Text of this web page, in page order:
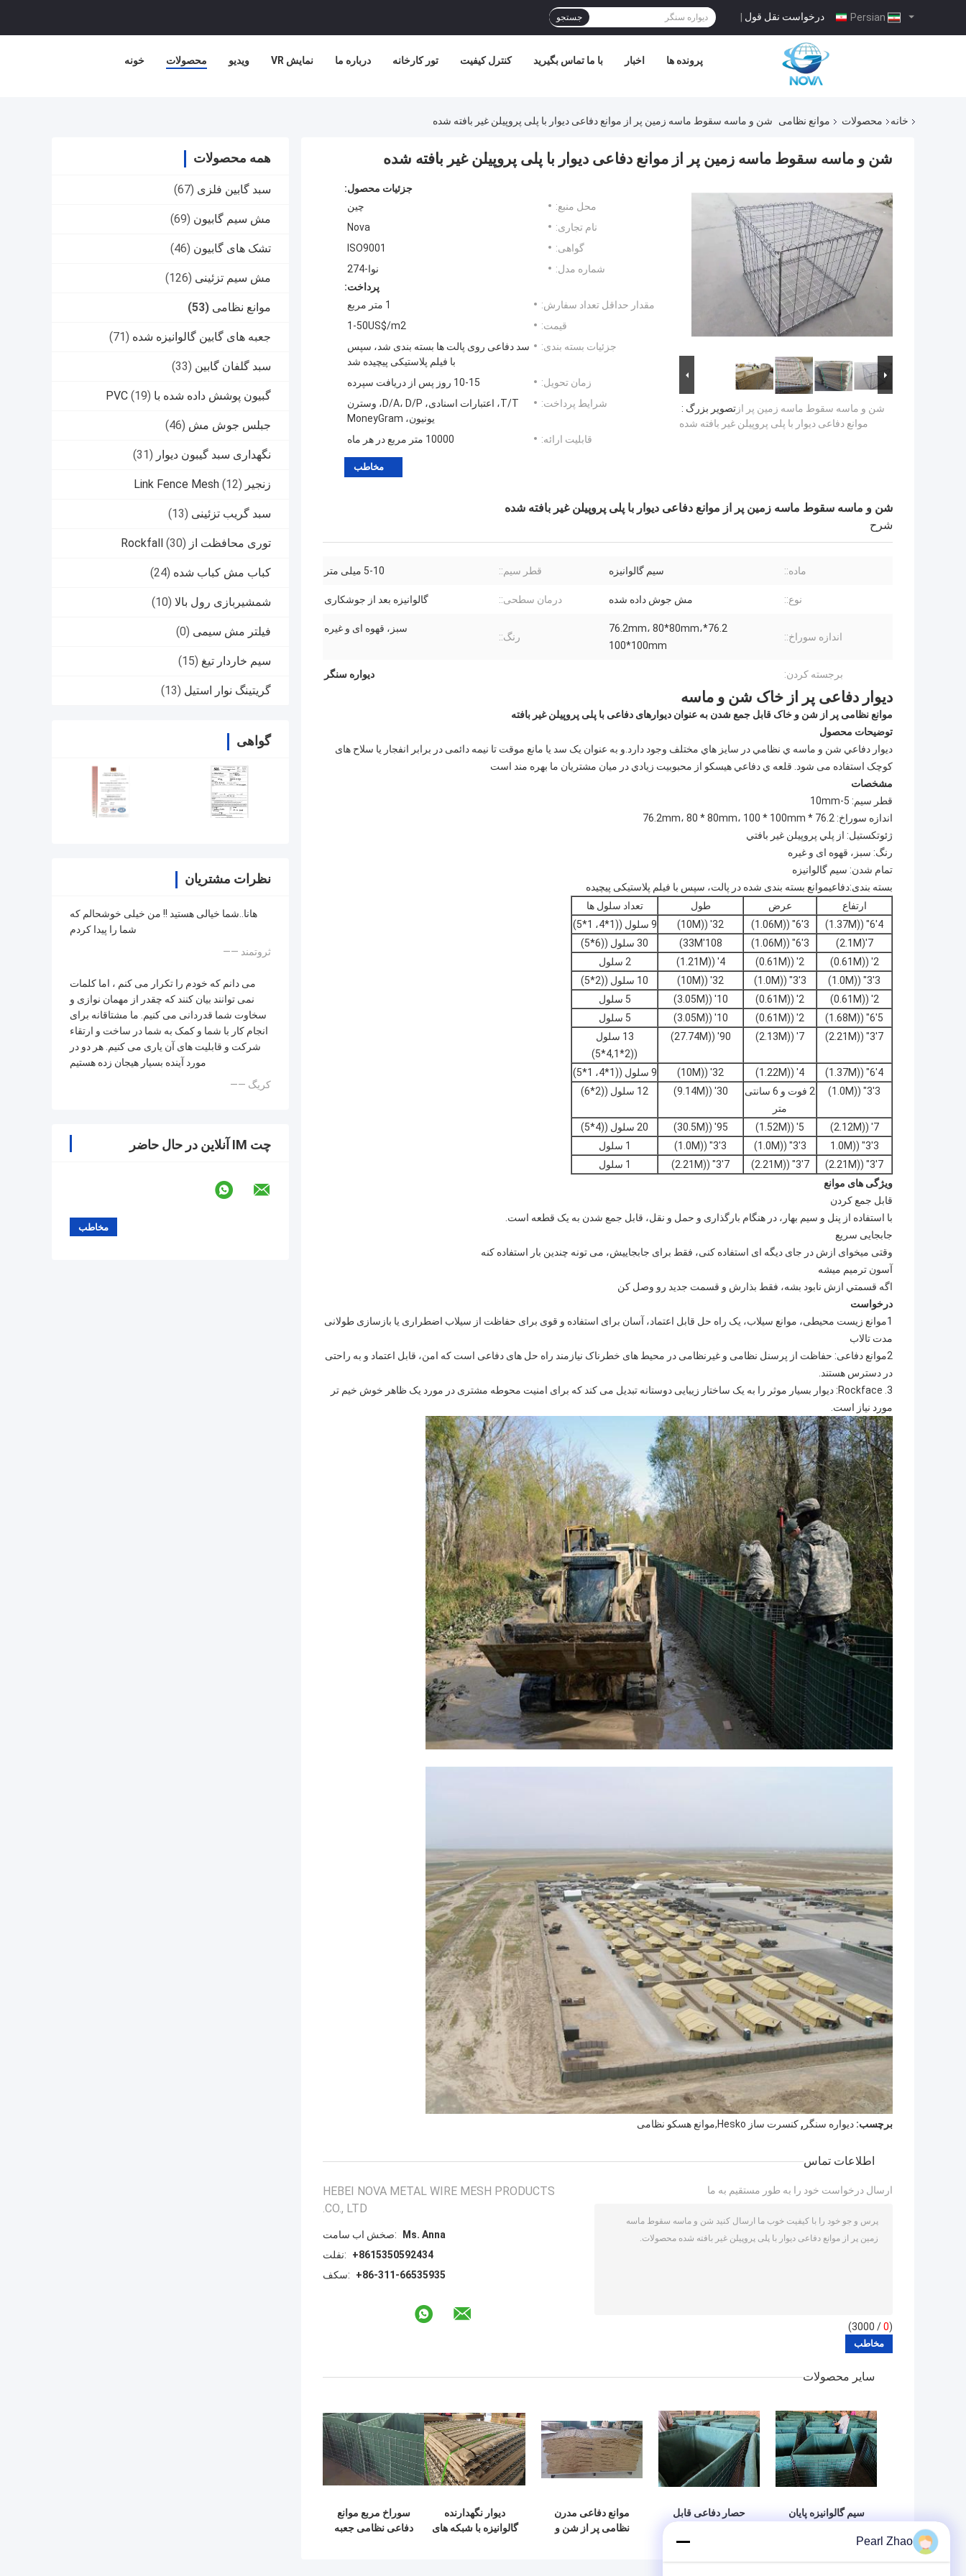
درخواست نقل قول | جستجو
خونه محصولات ویدیو نمایش VR درباره ما تور کارخانه کنترل کیفیت با ما تماس بگیرید اخبار پرونده ها
خانه محصولات موانع نظامی شن و ماسه سقوط ماسه زمین پر از موانع دفاعی دیوار با پلی پروپیلن غیر بافته شده
همه محصولات
سبد گابین فلزی (67)
مش سیم گابیون (69)
تشک های گابیون (46)
مش سیم تزئینی (126)
موانع نظامی (53)
جعبه های گابین گالوانیزه شده (71)
سبد گلفان گابین (33)
گبیون پوشش داده شده با PVC (19)
جبلس جوش مش (46)
نگهداری سبد گیبون دیوار (31)
زنجیر Link Fence Mesh (12)
سبد گریب تزئینی (13)
توری محافظت از Rockfall (30)
کباب مش کباب شده (24)
شمشیربازی رول بالا (10)
فیلتر مش سیمی (0)
سیم خاردار تیغ (15)
گریتینگ نوار استیل (13)
گواهی
نظرات مشتریان
هانا..شما خیالی هستید !! من خیلی خوشحالم که
شما را پیدا کردم
—— ثروتمند
می دانم که خودم را تکرار می کنم ، اما کلمات
نمی توانند بیان کنند که چقدر از مهمان نوازی و
سخاوت شما قدردانی می کنیم. ما مشتاقانه برای
انجام کار با شما و کمک به شما در ساخت و ارتقاء
شرکت و قابلیت های آن یاری می کنیم. هر دو در
مورد آینده بسیار هیجان زده هستیم
—— کریگ
چت IM آنلاین در حال حاضر
شن و ماسه سقوط ماسه زمین پر از موانع دفاعی دیوار با پلی پروپیلن غیر بافته شده
تصویر بزرگ : شن و ماسه سقوط ماسه زمین پر از
موانع دفاعی دیوار با پلی پروپیلن غیر بافته شده
جزئیات محصول:
محل منبع:
چين
نام تجاری:
Nova
گواهی:
ISO9001
شماره مدل:
نوا-274
پرداخت:
مقدار حداقل تعداد سفارش:
1 متر مربع
قیمت:
1-50US$/m2
جزئیات بسته بندی:
سد دفاعی روی پالت ها بسته بندی شد، سپس
با فیلم پلاستیکی پیچیده شد
زمان تحویل:
10-15 روز پس از دریافت سپرده
شرایط پرداخت:
T/T، اعتبارات اسنادی، D/A، D/P، وسترن
یونیون، MoneyGram
قابلیت ارائه:
10000 متر مربع در هر ماه
مخاطب
شن و ماسه سقوط ماسه زمین پر از موانع دفاعی دیوار با پلی پروپیلن غیر بافته شده
شرح
ماده:: سیم گالوانیزه قطر سیم:: 5-10 میلی متر
نوع:: مش جوش داده شده درمان سطحی:: گالوانیزه بعد از جوشکاری
اندازه سوراخ::
76.2*76.2mm، 80*80mm،
100*100mm
رنگ::
سبز، قهوه ای و غیره
برجسته کردن: دیواره سنگر
دیوار دفاعی پر از خاک شن و ماسه
موانع نظامی پر از شن و خاک قابل جمع شدن به عنوان دیوارهای دفاعی با پلی پروپیلن غیر بافته
توضیحات محصول
ديوار دفاعي شن و ماسه ي نظامي در سايز هاي مختلف وجود دارد.و به عنوان یک سد یا مانع موقت تا نیمه دائمی در برابر انفجار یا سلاح های
کوچک استفاده می شود. قلعه ي دفاعي هيسکو از محبوبيت زيادي در ميان مشتريان ما بهره مند است
مشخصات
قطر سیم: 5-10mm
اندازه سوراخ: 76.2 * 76.2mm، 80 * 80mm، 100 * 100mm
ژئوتکستيل: از پلي پروپيلن غير بافتي
رنگ: سبز، قهوه ای و غیره
تمام شدن: سیم گالوانیزه
بسته بندی:دفاعیموانع بسته بندی شده در پالت، سپس با فیلم پلاستیکی پیچیده
ارتفاع
عرض طول
تعداد سلول ها
4'6" ((1.37M)
3'6" ((1.06M)
32' ((10M)
9 سلول ((1*4، 1*5)
7'(2.1M)
3'6" ((1.06M)
108'33M)
30 سلول ((6*5)
2' ((0.61M)
2' ((0.61M)
4' ((1.21M)
2 سلول
3'3" ((1.0M)
3'3" ((1.0M)
32' ((10M)
10 سلول ((2*5)
2' ((0.61M)
2' ((0.61M)
10' ((3.05M)
5 سلول
5'6" ((1.68M)
2' ((0.61M)
10' ((3.05M)
5 سلول
7'3" ((2.21M)
7' ((2.13M)
90' ((27.74M)
13 سلول
((2*4,1*5)
4'6" ((1.37M)
4' ((1.22M)
32' ((10M)
9 سلول ((1*4، 1*5)
3'3" ((1.0M)
2 فوت و 6 سانتی
متر
30' ((9.14M) 12 سلول ((2*6)
7' ((2.12M)
5' ((1.52M)
95' ((30.5M)
20 سلول ((4*5)
3'3" ((1.0M
3'3" ((1.0M)
3'3" ((1.0M)
1 سلول
7'3" ((2.21M)
7'3" ((2.21M)
7'3" ((2.21M)
1 سلول
ویژگی های موانع
قابل جمع کردن
با استفاده از پنل و سیم بهار، در هنگام بارگذاری و حمل و نقل، قابل جمع شدن به یک قطعه است.
جابجایی سریع
وقتی میخوای ازش در جای دیگه ای استفاده کنی، فقط برای جابجاییش، می تونه چندین بار استفاده کنه
آسون ترمیم میشه
اگه قسمتي ازش نابود بشه، فقط بذارش و قسمت جديد رو وصل کن
درخواست
1موانع زیست محیطی، موانع سیلاب، یک راه حل قابل اعتماد، آسان برای استفاده و قوی برای حفاظت از سیلاب اضطراری یا بازسازی طولانی
مدت تالاب
2موانع دفاعی: حفاظت از پرسنل نظامی و غیرنظامی در محیط های خطرناک نیازمند راه حل های دفاعی است که امن، قابل اعتماد و به راحتی
در دسترس هستند.
3. Rockface: دیوار بسیار موثر را به یک ساختار زیبایی دوستانه تبدیل می کند که برای امنیت محوطه مشتری در مورد یک ظاهر خوش خیم تر
مورد نیاز است.
برچسب: دیواره سنگر , کنسرت ساز Hesko,موانع هسکو نظامی
اطلاعات تماس
HEBEI NOVA METAL WIRE MESH PRODUCTS
CO., LTD.
تماس با شخص:
Ms. Anna
تلفن:
+8615350592434
فکس:
+86-311-66535935
ارسال درخواست خود را به طور مستقیم به ما
(
0
/ 3000)
سایر محصولات
سیم گالوانیزه پایان
سنگین غیر بافته پلی
حصار دفاعی قابل
گالوانیزه پر شده با
موانع دفاعی مدرن
نظامی پر از شن و
دیوار نگهدارنده
گالوانیزه با شبکه های
سوراخ مربع موانع
دفاعی نظامی جعبه
Pearl Zhao